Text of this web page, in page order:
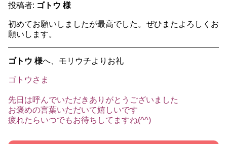
投稿者: ゴトウ 様
初めてお願いしましたが最高でした。ぜひまたよろしくお
願いします。
ゴトウ 様へ、モリウチよりお礼
ゴトウさま
先日は呼んでいただきありがとうございました
お褒めの言葉いただいて嬉しいです
疲れたらいつでもお待ちしてますね(^^)